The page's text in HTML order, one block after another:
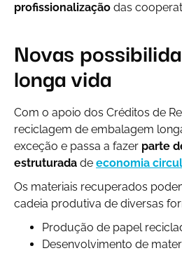
profissionalização das
Novas
longa vida
Com o apoio dos Créditos de
reciclagem de embalagem
exceção e passa a fazer parte
estruturada de economia
Os materiais recuperados
cadeia produtiva de diversas
Produção de papel
Desenvolvimento de